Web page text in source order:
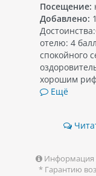
Посещение:
Добавлено:
отелю: 4
спокойного
хорошим
Ещё
Информация
* Гарантию